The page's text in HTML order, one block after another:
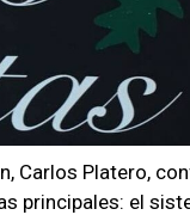
Carlos Platero,
principales: el